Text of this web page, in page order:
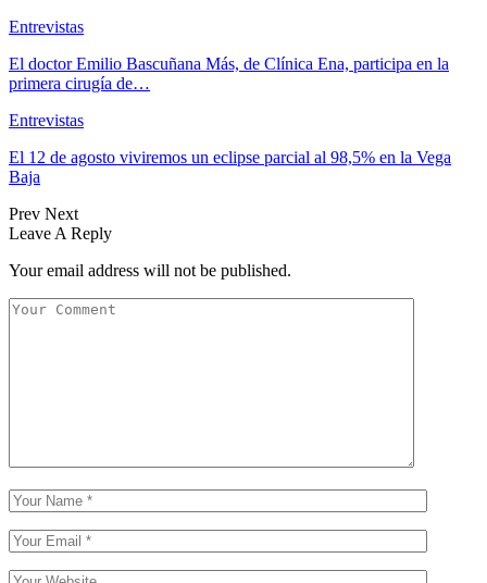
Entrevistas
El doctor Emilio Bascuñana Más, de Clínica Ena, participa en la
primera cirugía de…
Entrevistas
El 12 de agosto viviremos un eclipse parcial al 98,5% en la Vega
Baja
Prev Next
Leave A Reply
Your email address will not be published.